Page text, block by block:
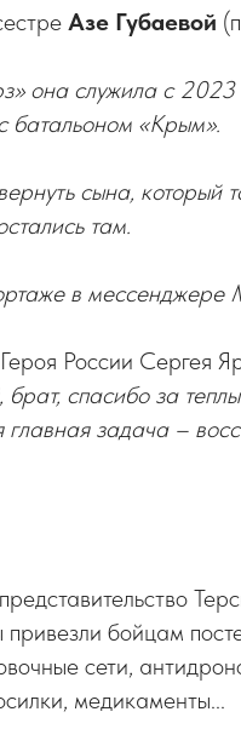
Азе Губаевой
она служила с
батальоном «Крым».
сына, который
там.
в мессенджере
России Сергея
брат, спасибо за
задача –
бойцам
сети,
медикаменты...